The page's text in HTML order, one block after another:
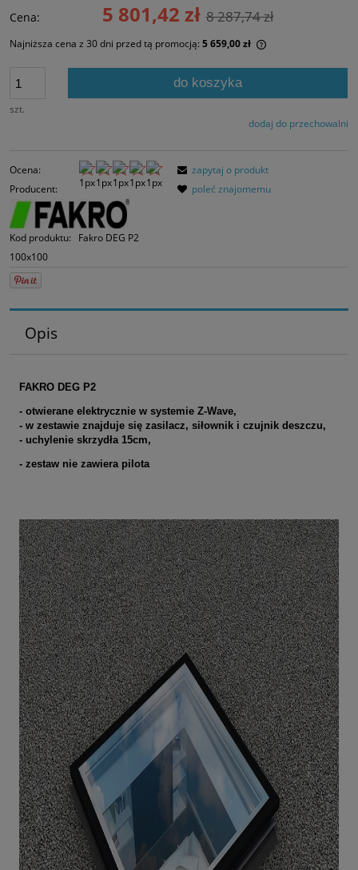
Cena: 5 801,42 zł 8 287,74 zł
Najniższa cena z 30 dni przed tą promocją: 5 659,00 zł
szt.
do koszyka
dodaj do przechowalni
Ocena:
Producent:
Kod produktu:
Fakro DEG P2
100x100
zapytaj o produkt
poleć znajomemu
Opis
FAKRO DEG P2
- otwierane elektrycznie w systemie Z-Wave,
- w zestawie znajduje się zasilacz, siłownik i czujnik deszczu,
- uchylenie skrzydła 15cm,
- zestaw nie zawiera pilota